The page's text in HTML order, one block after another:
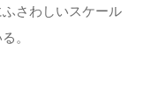
さわしいスケール
。